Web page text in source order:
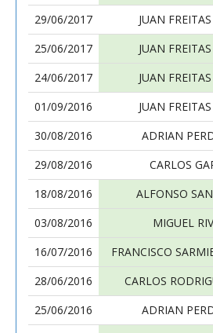
29/06/2017
JUAN
25/06/2017
JUAN
24/06/2017
JUAN
01/09/2016
JUAN
30/08/2016
ADRIAN
29/08/2016
CARLOS
18/08/2016
ALFONSO
03/08/2016
MIGUEL
16/07/2016
FRANCISCO
28/06/2016
CARLOS
25/06/2016
ADRIAN